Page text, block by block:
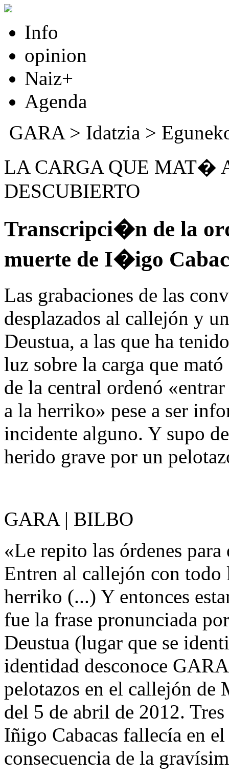
Info
opinion
Naiz+
Agenda
GARA> Idatzia >
LA CARGA QUE MAT�
DESCUBIERTO
Transcripci�n de la
muerte de I�igo
Las grabaciones de las
desplazados al callejón y
Deustua, a las que ha
luz sobre la carga que
de la central ordenó
a la herriko» pese a ser
incidente alguno. Y supo
herido grave por un
GARA | BILBO
«Le repito las órdenes
Entren al callejón con todo
herriko (...) Y entonces
fue la frase pronunciada
Deustua (lugar que se
identidad desconoce
pelotazos en el callejón de
del 5 de abril de 2012.
Iñigo Cabacas fallecía en
consecuencia de la